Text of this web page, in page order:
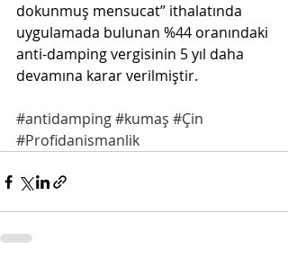
dokunmuş mensucat” ithalatında
uygulamada bulunan %44 oranındaki
anti-damping vergisinin 5 yıl daha
devamına karar verilmiştir.
#antidamping#kumaş #Çin
#Profidanismanlik